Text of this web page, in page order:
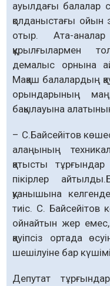
ауылдағы балалар
қолданыстағы ойын
отыр. Ата-
құрылғылармен
демалыс орнына
Мақаш балалардың
орындарының
бақылауына
– С.Байсейітов
алаңының
қатысты
пікірлер
қуанышына
тиіс. С. Байсейітов
ойнайтын жер
қауіпсіз ортада
шешілуіне бар
Депутат